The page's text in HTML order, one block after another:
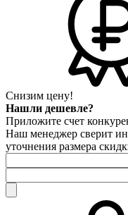
Снизим цену!
Нашли дешевле?
Приложите счет
Наш менеджер сверит
уточнения размера